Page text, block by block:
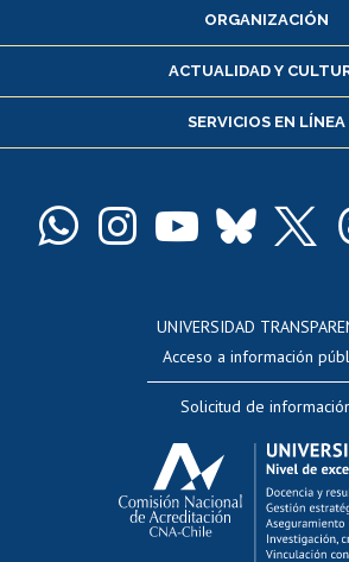
Consulta y certificado de
Servicio médico y
Pago de arancel y crédito
Docentes
Perfeccionamiento
Editar Portafolio
Evaluación docente
Calificación académica
Postulación al AUCAI
Funcionarias/os
Cursos internos de
ORGANIZACIÓN
ACTUALIDAD Y
SERVICIOS EN LÍNEA
UNIVERSIDAD
Acceso a información
Solicitud de